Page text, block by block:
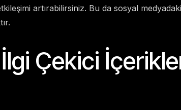
artırabilirsiniz. Bu da sosyal medyadaki
Çekici